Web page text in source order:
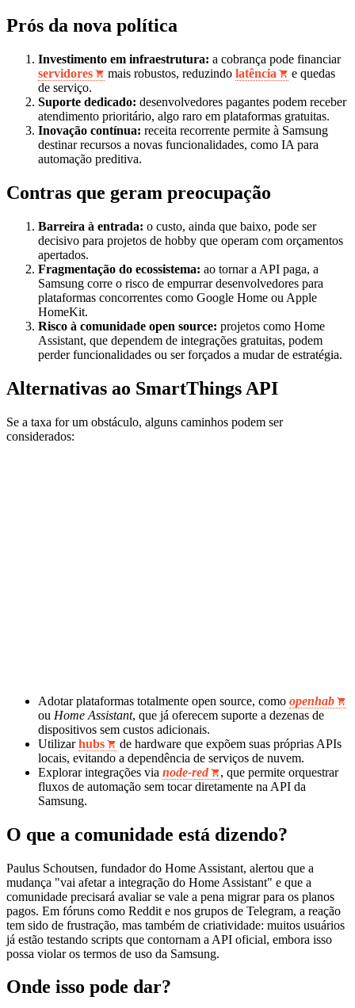
Prós da nova política
Investimento em infraestrutura: a cobrança pode financiar
servidores
mais robustos, reduzindo latência
e quedas
de serviço.
Suporte dedicado: desenvolvedores pagantes podem receber
atendimento prioritário, algo raro em plataformas gratuitas.
Inovação contínua: receita recorrente permite à Samsung
destinar recursos a novas funcionalidades, como IA para
automação preditiva.
Contras que geram preocupação
Barreira à entrada: o custo, ainda que baixo, pode ser
decisivo para projetos de hobby que operam com orçamentos
apertados.
Fragmentação do ecossistema: ao tornar a API paga, a
Samsung corre o risco de empurrar desenvolvedores para
plataformas concorrentes como Google Home ou Apple
HomeKit.
Risco à comunidade open source: projetos como Home
Assistant, que dependem de integrações gratuitas, podem
perder funcionalidades ou ser forçados a mudar de estratégia.
Alternativas ao SmartThings API
Se a taxa for um obstáculo, alguns caminhos podem ser
considerados:
Adotar plataformas totalmente open source, como openhab
ou Home Assistant, que já oferecem suporte a dezenas de
dispositivos sem custos adicionais.
Utilizarhubs
de hardware que expõem suas próprias APIs
locais, evitando a dependência de serviços de nuvem.
Explorar integrações via node-red
, que permite orquestrar
fluxos de automação sem tocar diretamente na API da
Samsung.
O que a comunidade está dizendo?
Paulus Schoutsen, fundador do Home Assistant, alertou que a
mudança "vai afetar a integração do Home Assistant" e que a
comunidade precisará avaliar se vale a pena migrar para os planos
pagos. Em fóruns como Reddit e nos grupos de Telegram, a reação
tem sido de frustração, mas também de criatividade: muitos usuários
já estão testando scripts que contornam a API oficial, embora isso
possa violar os termos de uso da Samsung.
Onde isso pode dar?